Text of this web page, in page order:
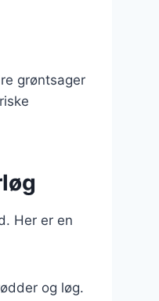
grøntsager
Her er en
og løg.